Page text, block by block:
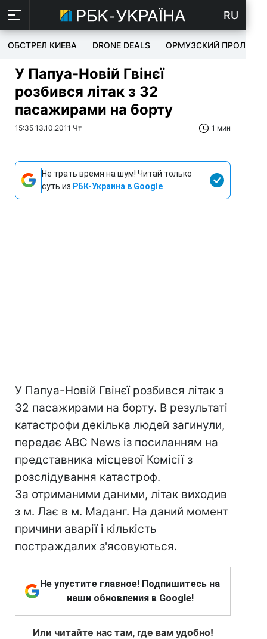
RU
ОБСТРЕЛ КИЕВА DRONE DEALS ОРМУЗСКИЙ ПРОЛИВ
У Папуа-Новій Гвінєї
розбився літак з 32
пасажирами на борту
15:35 13.10.2011 Чт 1 мин
Не трать время на шум! Читай только
суть из РБК-Украина в Google
У Папуа-Новій Гвінєї розбився літак з
32 пасажирами на борту. В результаті
катастрофи декілька людей загинули,
передає ABC News із посиланням на
представника місцевої Комісії з
розслідування катастроф.
За отриманими даними, літак виходив
з м. Лає в м. Маданг. На даний момент
причини аварії і кількість
постраждалих з'ясовуються.
Не упустите главное! Подпишитесь на
наши обновления в Google!
Или читайте нас там, где вам удобно!